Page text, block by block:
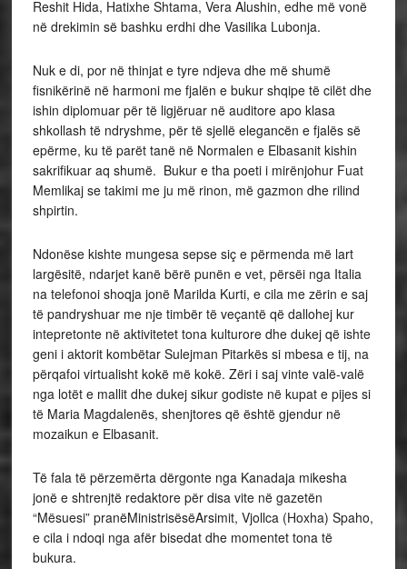
Reshit Hida, Hatixhe Shtama, Vera Alushin, edhe më vonë
në drekimin së bashku erdhi dhe Vasilika Lubonja.
Nuk e di, por në thinjat e tyre ndjeva dhe më shumë
fisnikërinë në harmoni me fjalën e bukur shqipe të cilët dhe
ishin diplomuar për të ligjëruar në auditore apo klasa
shkollash të ndryshme, për të sjellë elegancën e fjalës së
epërme, ku të parët tanë në Normalen e Elbasanit kishin
sakrifikuar aq shumë. Bukur e tha poeti i mirënjohur Fuat
Memlikaj se takimi me ju më rinon, më gazmon dhe rilind
shpirtin.
Ndonëse kishte mungesa sepse siç e përmenda më lart
largësitë, ndarjet kanë bërë punën e vet, përsëi nga Italia
na telefonoi shoqja jonë Marilda Kurti, e cila me zërin e saj
të pandryshuar me nje timbër të veçantë që dallohej kur
intepretonte në aktivitetet tona kulturore dhe dukej që ishte
geni i aktorit kombëtar Sulejman Pitarkës si mbesa e tij, na
përqafoi virtualisht kokë më kokë. Zëri i saj vinte valë-valë
nga lotët e mallit dhe dukej sikur godiste në kupat e pijes si
të Maria Magdalenës, shenjtores që është gjendur në
mozaikun e Elbasanit.
Të fala të përzemërta dërgonte nga Kanadaja mikesha
jonë e shtrenjtë redaktore për disa vite në gazetën
“Mësuesi” pranëMinistrisësëArsimit, Vjollca (Hoxha) Spaho,
e cila i ndoqi nga afër bisedat dhe momentet tona të
bukura.